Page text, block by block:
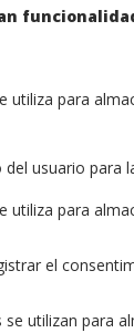
para
usuario para
para
el
utilizan para